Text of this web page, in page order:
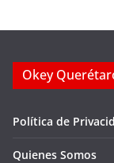
Okey
Política de
Quienes Somos